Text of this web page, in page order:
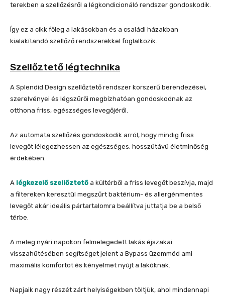
terekben a szellőzésről a légkondicionáló rendszer gondoskodik.
Így ez a cikk főleg a lakásokban és a családi házakban
kialakítandó szellőző rendszerekkel foglalkozik.
Szellőztető légtechnika
A Splendid Design szellőztető rendszer korszerű berendezései,
szerelvényei és légszűrői megbízhatóan gondoskodnak az
otthona friss, egészséges levegőjéről.
Az automata szellőzés gondoskodik arról, hogy mindig friss
levegőt lélegezhessen az egészséges, hosszútávú életminőség
érdekében.
A légkezelő szellőztető a kültérből a friss levegőt beszívja, majd
a filtereken keresztül megszűrt baktérium- és allergénmentes
levegőt akár ideális pártartalomra beállítva juttatja be a belső
térbe.
A meleg nyári napokon felmelegedett lakás éjszakai
visszahűtésében segítséget jelent a Bypass üzemmód ami
maximális komfortot és kényelmet nyújt a lakóknak.
Napjaik nagy részét zárt helyiségekben töltjük, ahol mindennapi